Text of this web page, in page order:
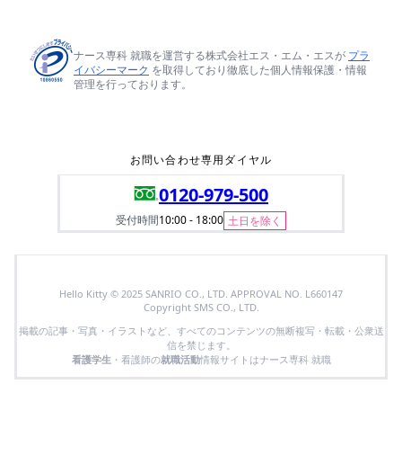
ナース専科 就職を運営する株式会社エス・エム・エスが プラ
イバシーマーク を取得しており徹底した個人情報保護・情報
管理を行っております。
お問い合わせ専用ダイヤル
0120-979-500
受付時間10:00 - 18:00 土日を除く
Hello Kitty © 2025 SANRIO CO., LTD. APPROVAL NO. L660147
Copyright SMS CO., LTD.
掲載の記事・写真・イラストなど、すべてのコンテンツの無断複写・転載・公衆送
信を禁じます。
看護学生 ・看護師の就職活動情報サイトはナース専科 就職